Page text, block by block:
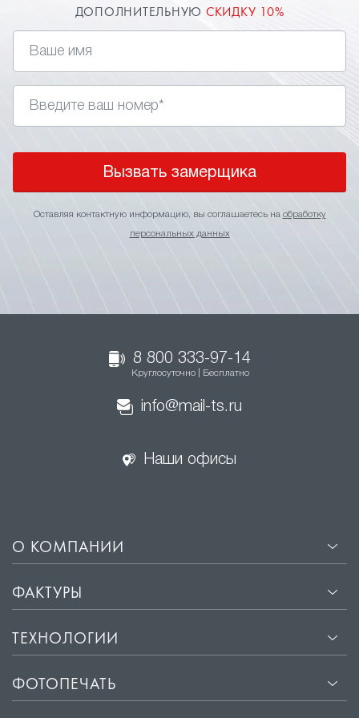
ДОПОЛНИТЕЛЬНУЮ СКИДКУ 10%
Вызвать замерщика
Оставляя контактную информацию, вы соглашаетесь на обработку
персональных данных
8 800 333-97-14
Круглосуточно | Бесплатно
info@mail-ts.ru
Наши офисы
О КОМПАНИИ
ФАКТУРЫ
ТЕХНОЛОГИИ
ФОТОПЕЧАТЬ